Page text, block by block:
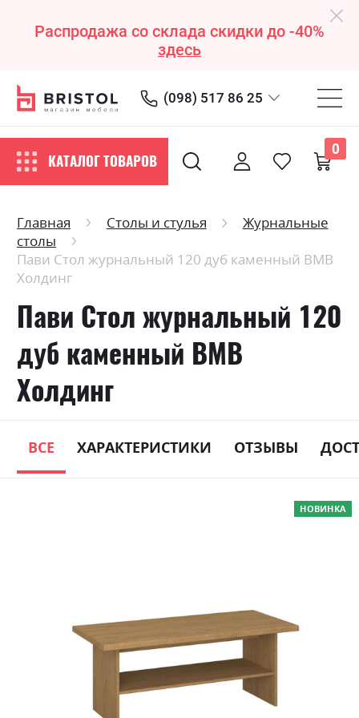
Распродажа со склада скидки до -40%
здесь
(098) 517 86 25
КАТАЛОГ ТОВАРОВ
0
Главная Столы и стулья
Журнальные
столы
Пави Стол журнальный 120 дуб каменный ВМВ
Холдинг
Пави Стол журнальный 120
дуб каменный ВМВ
Холдинг
ВСЕ ХАРАКТЕРИСТИКИ ОТЗЫВЫ
НОВИНКА